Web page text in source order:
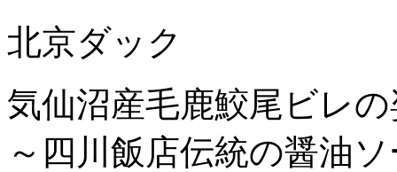
北京ダック
気仙沼産毛鹿鮫尾ビレ
～四川飯店伝統の醤油